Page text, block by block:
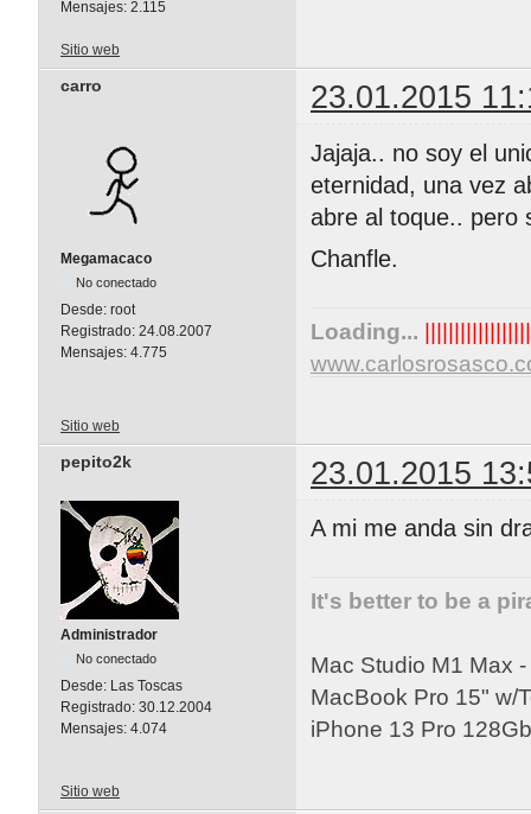
Mensajes: 2.115
Sitio web
carro 23.01.2015
Megamacaco
No conectado
Desde: root
Registrado: 24.08.2007
Mensajes: 4.775
Jajaja.. no soy el
eternidad, una vez
abre al toque.. pero
Chanfle.
Loading...
Sitio web
pepito2k 23.01.2015
Administrador
No conectado
Desde: Las Toscas
Registrado: 30.12.2004
Mensajes: 4.074
A mi me anda sin
It's better to be a
Mac Studio M1 Max
MacBook Pro 15" w/
iPhone 13 Pro
Sitio web